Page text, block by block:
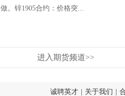
做。锌1905合约：价格突...
进入期货频道>>
诚聘英才 关于我们